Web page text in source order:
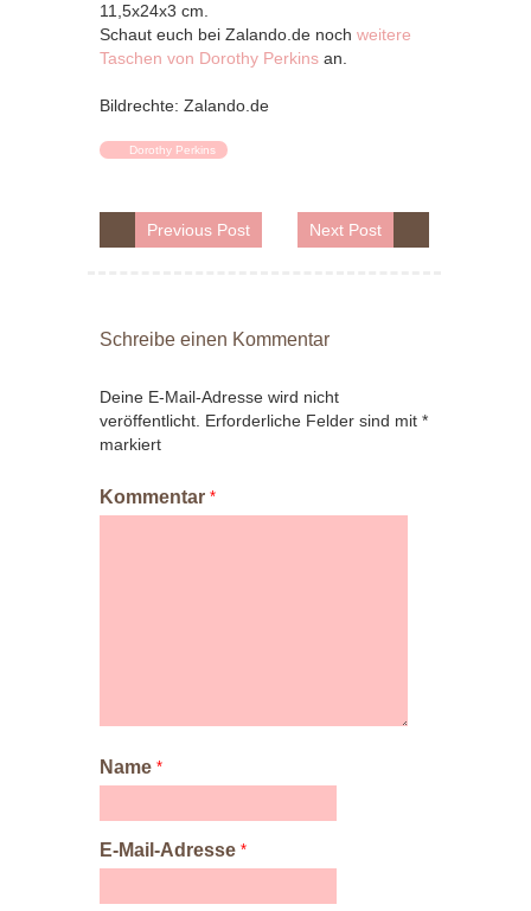
11,5x24x3 cm.
Schaut euch bei Zalando.de noch weitere
Taschen von Dorothy Perkins an.
Bildrechte: Zalando.de
Dorothy Perkins
Previous Post Next Post
Schreibe einen Kommentar
Deine E-Mail-Adresse wird nicht
veröffentlicht. Erforderliche Felder sind mit *
markiert
Kommentar *
Name *
E-Mail-Adresse *